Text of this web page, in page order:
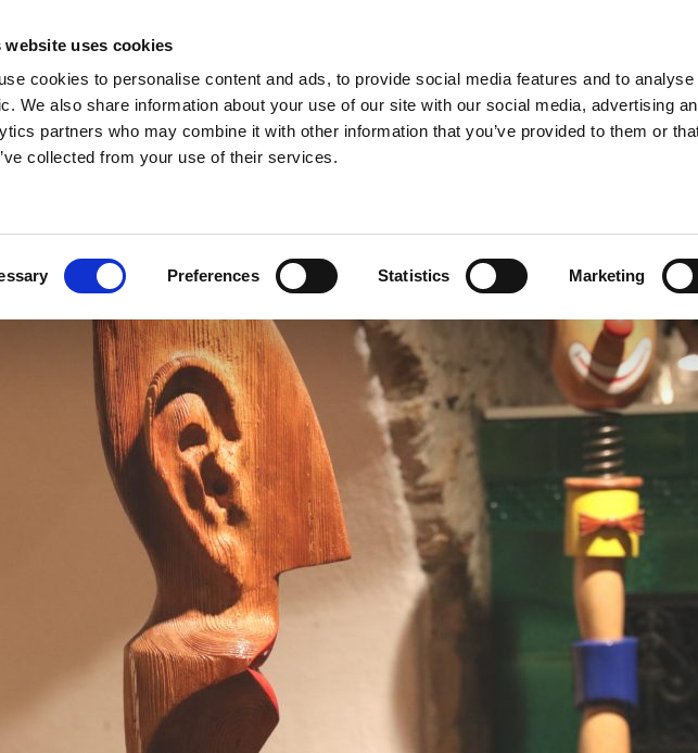
website uses cookies
cookies to personalise content and ads, to provide social media features and to analyse
We also share information about your use of our site with our social media, advertising
partners who may combine it with other information that you’ve provided to them or
collected from your use of their services.
Preferences Statistics Marketing
Bernhard Huber